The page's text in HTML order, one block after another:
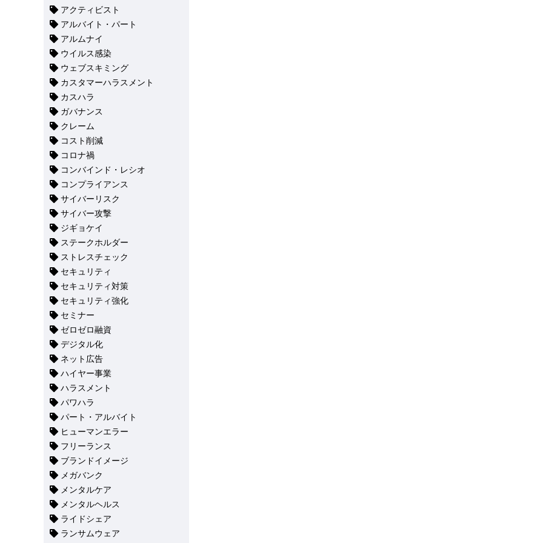
アクティビスト
アルバイト・パート
アルムナイ
ウイルス感染
ウェブスキミング
カスタマーハラスメント
カスハラ
ガバナンス
クレーム
コスト削減
コロナ禍
コンバインド・レシオ
コンプライアンス
サイバーリスク
サイバー攻撃
ジギョケイ
ステークホルダー
ストレスチェック
セキュリティ
セキュリティ対策
セキュリティ強化
セミナー
ゼロゼロ融資
デジタル化
ネット広告
ハイヤー事業
ハラスメント
パワハラ
パート・アルバイト
ヒューマンエラー
フリーランス
ブランドイメージ
メガバンク
メンタルケア
メンタルヘルス
ライドシェア
ランサムウェア